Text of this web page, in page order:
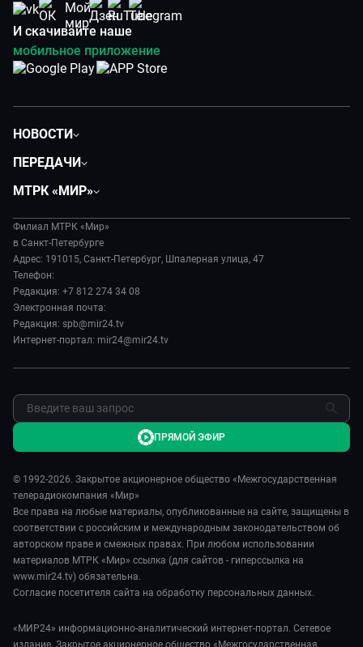
И скачивайте наше
мобильное приложение
НОВОСТИ
Происшествия
Экономика
Культура
ПЕРЕДАЧИ
Игра в кино
Исторический детектив
Миллион за 5 минут
МИР. Мнение
Мировое соглашение
Пять причин поехать в...
МТРК «МИР»
История
Руководство
Новости компании
Пресса о нас
Карьера
Реклама
Обратная связь
Филиал МТРК «Мир»
в Санкт-Петербурге
Адрес: 191015, Санкт-Петербург, Шпалерная улица, 47
Телефон:
Редакция: +7 812 274 34 08
Электронная почта:
Редакция: spb@mir24.tv
Интернет-портал: mir24@mir24.tv
© 1992-2026. Закрытое акционерное общество «Межгосударственная
телерадиокомпания «Мир»
Все права на любые материалы, опубликованные на сайте, защищены в
соответствии с российским и международным законодательством об
авторском праве и смежных правах. При любом использовании
материалов МТРК «Мир» ссылка (для сайтов - гиперссылка на
www.mir24.tv) обязательна.
Согласие посетителя сайта на обработку персональных данных.
«МИР24» информационно-аналитический интернет-портал. Сетевое
издание. Закрытое акционерное общество «Межгосударственная
ПРЯМОЙ ЭФИР